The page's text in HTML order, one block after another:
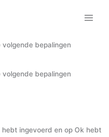
bepalingen
bepalingen
ingevoerd en op Ok hebt